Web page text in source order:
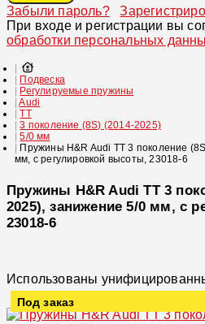
Забыли пароль?
При входе и регистрации вы
обработки персональных
Подвеска
Регулируемые пружины
Audi
TT
3 поколение (8S) (2014-2025)
5/0 мм
Пружины H&R Audi TT 3 поколение
мм, с регулировкой высоты, 23018-6
Пружины H&R Audi TT 3
2025), занижение 5/0 мм, с
23018-6
Использованы
Под заказ